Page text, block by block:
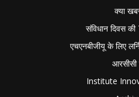
क्या
संविधान दिवस की
एचएनबीजीयू के लिए
Institute